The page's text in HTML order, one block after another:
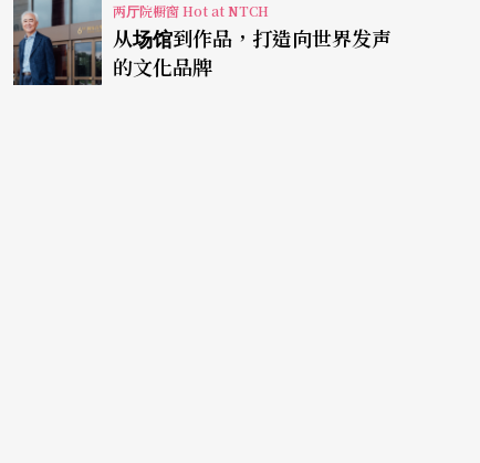
两厅院橱窗 Hot at NTCH
从场馆到作品，打造向世界发声
的文化品牌